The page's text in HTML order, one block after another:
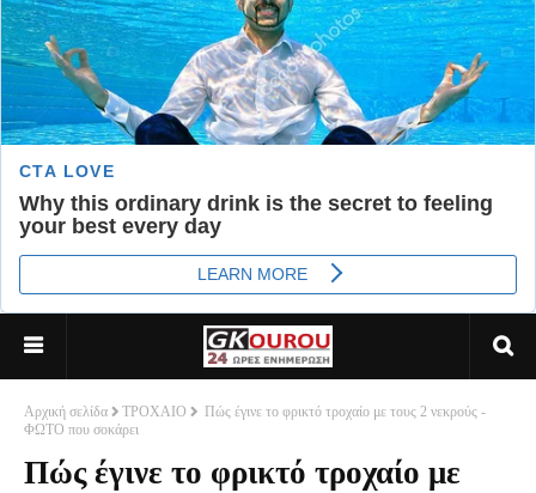
Αρχική σελίδα ΤΡΟΧΑΙΟ
Πώς έγινε το φρικτό τροχαίο με τους 2 νεκρούς -
ΦΩΤΟ που σοκάρει
Πώς έγινε το φρικτό τροχαίο με